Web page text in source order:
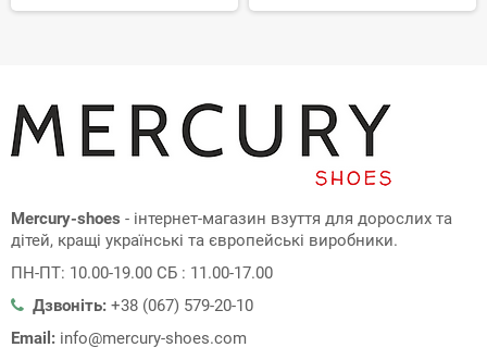
Mercury-shoes - інтернет-магазин взуття для дорослих та
дітей, кращі українські та європейські виробники.
ПН-ПТ: 10.00-19.00 СБ : 11.00-17.00
Дзвоніть: +38 (067) 579-20-10
Email: info@mercury-shoes.com